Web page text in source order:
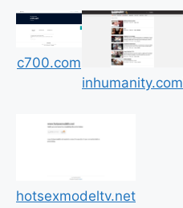
c700.com
inhumanity.com
hotsexmodeltv.net